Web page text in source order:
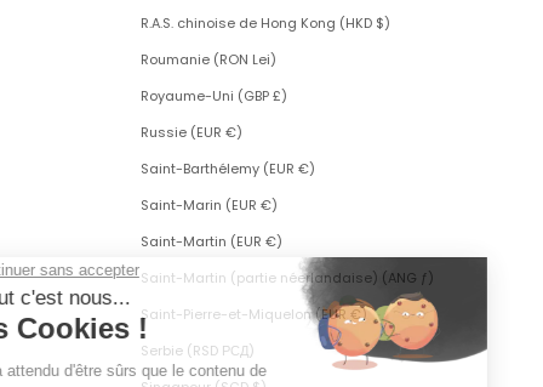
R.A.S. chinoise de Hong Kong (HKD $)
Roumanie (RON Lei)
Royaume-Uni (GBP £)
Russie (EUR €)
Saint-Barthélemy (EUR €)
Saint-Marin (EUR €)
Saint-Martin (EUR €)
Saint-Martin (partie néerlandaise) (ANG ƒ)
Saint-Pierre-et-Miquelon (EUR €)
Serbie (RSD РСД)